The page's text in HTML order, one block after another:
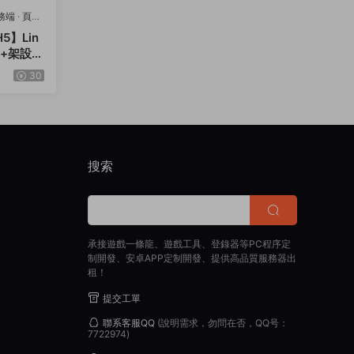
端 · 頁遊
】Lin
架設教
30
搜索
承接遊戲一條龍、遊戲工具、登錄器等PC程序定
制開發、安卓APP定制開發、提供高品質服務器出
租！
提交工單
聯系客服QQ(說明需求，勿問在否，QQ号：
7722974)